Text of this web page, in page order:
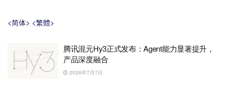
<简体> <繁體>
腾讯混元Hy3正式发布：Agent能力显著提升，
产品深度融合
2026年7月7日